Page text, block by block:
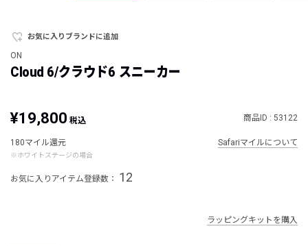
お気に入りブランドに追加
ON
Cloud 6/クラウド6 スニーカー
¥19,800 税込 商品ID : 53122
180マイル還元
※ホワイトステージの場合
Safariマイルについて
お気に入りアイテム登録数： 12
ラッピングキットを購入